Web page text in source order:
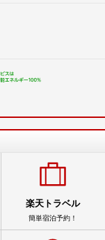
楽天トラベル
簡単宿泊予約！